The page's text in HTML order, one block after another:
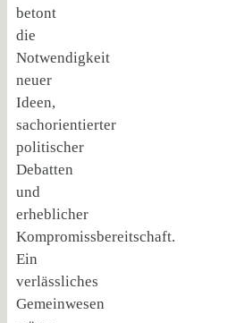
betont
die
Notwendigkeit
neuer
Ideen,
sachorientierter
politischer
Debatten
und
erheblicher
Kompromissbereitschaft.
Ein
verlässliches
Gemeinwesen